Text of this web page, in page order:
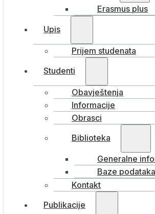
Erasmus plus
Upis
Prijem studenata
Studenti
Obavještenja
Informacije
Obrasci
Biblioteka
Generalne
Baze podataka
Kontakt
Publikacije